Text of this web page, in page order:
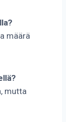
määrä
mutta